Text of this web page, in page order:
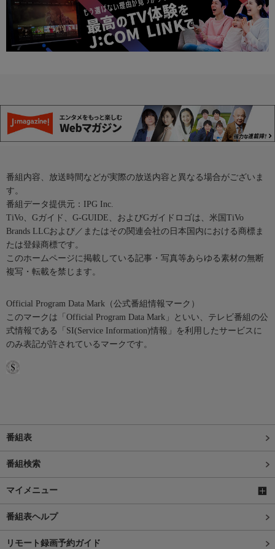
番組内容、放送時間などが実際の放送内容と異なる場合がございま
す。
番組データ提供元：IPG Inc.
TiVo、Gガイド、G-GUIDE、およびGガイドロゴは、米国TiVo
Brands LLCおよび／またはその関連会社の日本国内における商標ま
たは登録商標です。
このホームページに掲載している記事・写真等あらゆる素材の無断
複写・転載を禁じます。
Official Program Data Mark（公式番組情報マーク）
このマークは「Official Program Data Mark」といい、テレビ番組の公
式情報である「SI(Service Information)情報」を利用したサービスに
のみ表記が許されているマークです。
番組表
番組検索
マイメニュー
番組表ヘルプ
リモート録画予約ガイド